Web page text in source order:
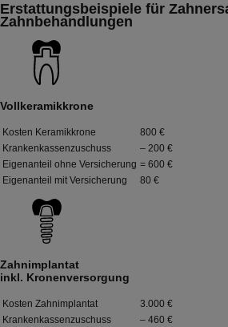
Erstattungsbeispiele für
Zahnbehandlungen
Vollkeramikkrone
Kosten Keramikkrone
800 €
Krankenkassenzuschuss
– 200 €
Eigenanteil ohne Versicherung = 600 €
Eigenanteil mit Versicherung
80 €
Zahnimplantat
inkl. Kronenversorgung
Kosten Zahnimplantat
3.000 €
Krankenkassenzuschuss
– 460 €